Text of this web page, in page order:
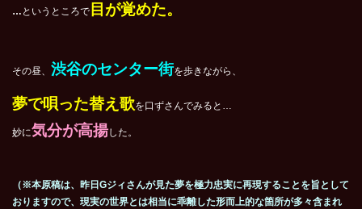
… というところで 目が覚めた。
その昼、 渋谷のセンター街を歩きながら、
夢で唄った替え歌を口ずさんでみると…
妙に気分が高揚した。
（※本原稿は、昨日 Gジィさんが見た夢を極力忠実に再現することを旨として
おりますので、現実の世界とは相当に乖離した形而上的な箇所が多々含まれ